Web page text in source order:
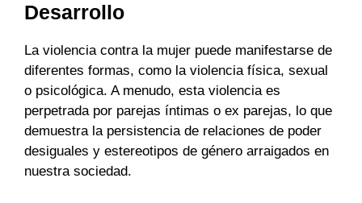
Desarrollo
La violencia contra la mujer puede manifestarse de
diferentes formas, como la violencia física, sexual
o psicológica. A menudo, esta violencia es
perpetrada por parejas íntimas o ex parejas, lo que
demuestra la persistencia de relaciones de poder
desiguales y estereotipos de género arraigados en
nuestra sociedad.